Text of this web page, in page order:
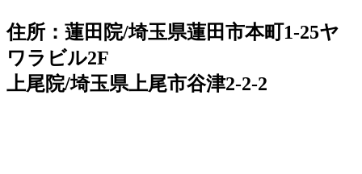
住所：蓮田院/埼玉県蓮田市本町1-25ヤ
ワラビル2F
上尾院/埼玉県上尾市谷津2-2-2